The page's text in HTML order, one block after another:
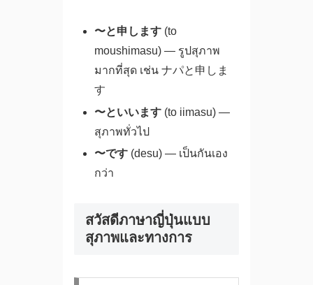
〜と申します(to
moushimasu) — รูปสุภาพ
มากที่สุด เช่น ナパと申しま
す
〜といいます(to iimasu) —
สุภาพทั่วไป
〜です(desu) — เป็นกันเอง
กว่า
สวัสดีภาษาญี่ปุ่นแบบ
สุภาพและทางการ